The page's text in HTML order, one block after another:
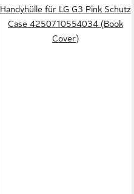
Handyhülle für LG G3 Pink Schutz
Case 4250710554034 (Book
Cover)